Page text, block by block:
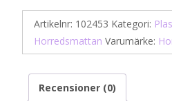
Artikelnr: 102453 Kategori:
Horredsmattan Varumärke:
Recensioner (0)